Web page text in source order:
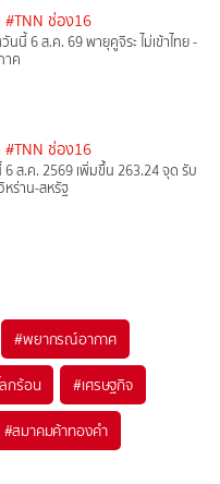
#TNN ช่อง16
นี้ 6 ส.ค. 69 พายุคูจิระ ไม่เข้าไทย -
าค
#TNN ช่อง16
ส.ค. 2569 เพิ่มขึ้น 263.24 จุด รับ
หร่าน-สหรัฐ
#พยากรณ์อากาศ
กร้อน #เศรษฐกิจ
#สมาคมค้าทองคำ